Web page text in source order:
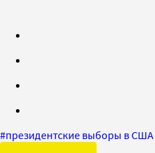
#президентские выборы в США